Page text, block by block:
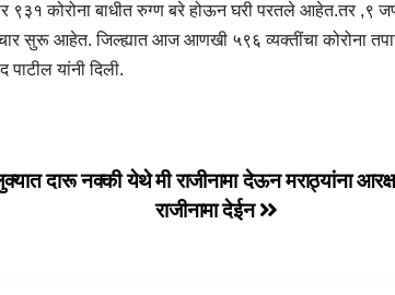
९३१ कोरोना बाधीत रुग्ण बरे होऊन घरी परतले आहेत.तर ,९
सुरू आहेत. जिल्ह्यात आज आणखी ५९६ व्यक्तींचा कोरोना
पाटील यांनी दिली.
मी राजीनामा देऊन मराठ्यांना
राजीनामा देईन
दारू नक्की येथे